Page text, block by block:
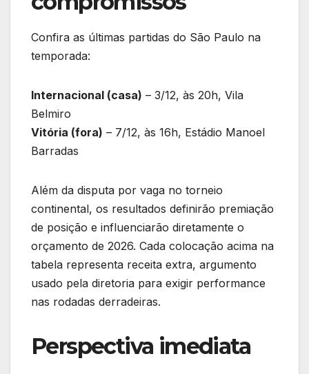
Confira as últimas partidas do São Paulo na
temporada:
Internacional (casa) – 3/12, às 20h, Vila
Belmiro
Vitória (fora) – 7/12, às 16h, Estádio Manoel
Barradas
Além da disputa por vaga no torneio
continental, os resultados definirão premiação
de posição e influenciarão diretamente o
orçamento de 2026. Cada colocação acima na
tabela representa receita extra, argumento
usado pela diretoria para exigir performance
nas rodadas derradeiras.
Perspectiva imediata